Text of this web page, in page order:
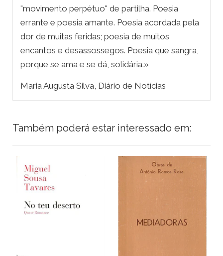
"movimento perpétuo" de partilha. Poesia
errante e poesia amante. Poesia acordada pela
dor de muitas feridas; poesia de muitos
encantos e desassossegos. Poesia que sangra,
porque se ama e se dá, solidária.»
Maria Augusta Silva, Diário de Notícias
Também poderá estar interessado em: